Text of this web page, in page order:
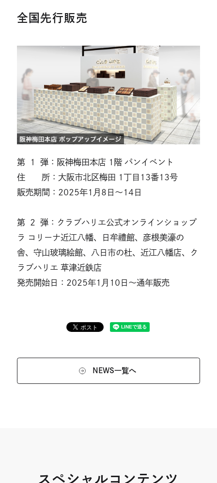
全国先行販売
第 1 弾：阪神梅田本店 1階 パンイベント
住 所：大阪市北区梅田 1丁目13番13号
販売期間：2025年1月8日～14日
第 2 弾：クラブハリエ公式オンラインショップ
ラ コリーナ近江八幡、日牟禮館、彦根美濠の
舎、守山玻璃絵館、八日市の杜、近江八幡店、ク
ラブハリエ 草津近鉄店
発売開始日：2025年1月10日～通年販売
NEWS一覧へ
スペシャルコンテンツ